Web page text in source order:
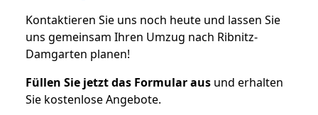
Kontaktieren Sie uns noch heute und lassen Sie
uns gemeinsam Ihren Umzug nach Ribnitz-
Damgarten planen!
Füllen Sie jetzt das Formular aus und erhalten
Sie kostenlose Angebote.